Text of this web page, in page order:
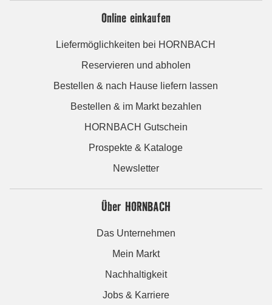
Online einkaufen
Liefermöglichkeiten bei HORNBACH
Reservieren und abholen
Bestellen & nach Hause liefern lassen
Bestellen & im Markt bezahlen
HORNBACH Gutschein
Prospekte & Kataloge
Newsletter
Über HORNBACH
Das Unternehmen
Mein Markt
Nachhaltigkeit
Jobs & Karriere